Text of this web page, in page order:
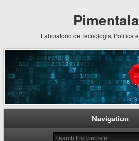
Laboratório de Tecnologia, Política
Navigation